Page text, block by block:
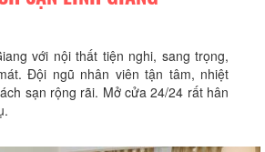
với nội thất tiện nghi, sang trọng,
Đội ngũ nhân viên tận tâm, nhiệt
sạn rộng rãi. Mở cửa 24/24 rất hân